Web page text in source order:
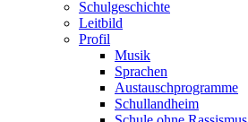
Schulgeschichte
Leitbild
Profil
Musik
Sprachen
Austauschprogramme
Schullandheim